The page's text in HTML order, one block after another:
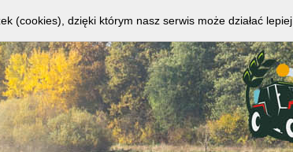
(cookies), dzięki którym nasz serwis może działać lepiej.